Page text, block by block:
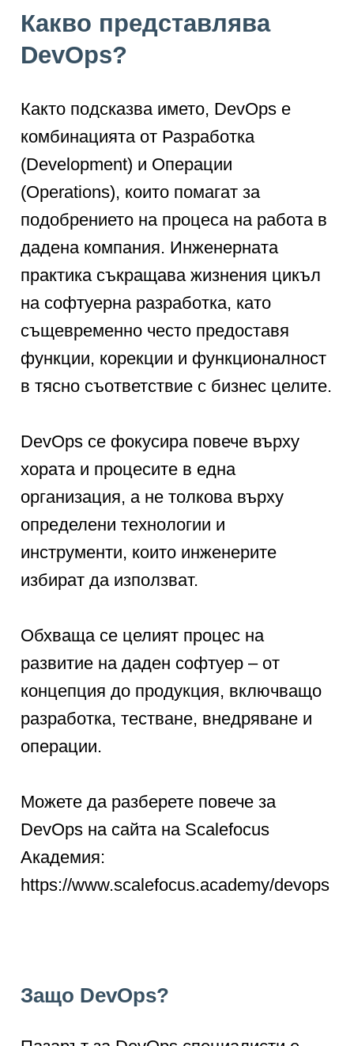
Какво представлява
DevOps?
Както подсказва името, DevOps е
комбинацията от Разработка
(Development) и Операции
(Operations), които помагат за
подобрението на процеса на работа в
дадена компания. Инженерната
практика съкращава жизнения цикъл
на софтуерна разработка, като
същевременно често предоставя
функции, корекции и функционалност
в тясно съответствие с бизнес целите.
DevOps се фокусира повече върху
хората и процесите в една
организация, а не толкова върху
определени технологии и
инструменти, които инженерите
избират да използват.
Обхваща се целият процес на
развитие на даден софтуер – от
концепция до продукция, включващо
разработка, тестване, внедряване и
операции.
Можете да разберете повече за
DevOps на сайта на Scalefocus
Академия:
https://www.scalefocus.academy/devops
Защо DevOps?